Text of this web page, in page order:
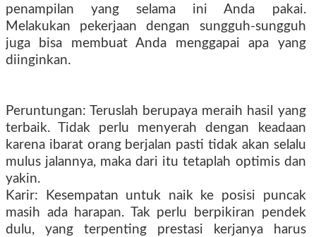
penampilan yang selama ini Anda pakai.
Melakukan pekerjaan dengan sungguh-sungguh
juga bisa membuat Anda menggapai apa yang
diinginkan.
Peruntungan: Teruslah berupaya meraih hasil yang
terbaik. Tidak perlu menyerah dengan keadaan
karena ibarat orang berjalan pasti tidak akan selalu
mulus jalannya, maka dari itu tetaplah optimis dan
yakin.
Karir: Kesempatan untuk naik ke posisi puncak
masih ada harapan. Tak perlu berpikiran pendek
dulu, yang terpenting prestasi kerjanya harus